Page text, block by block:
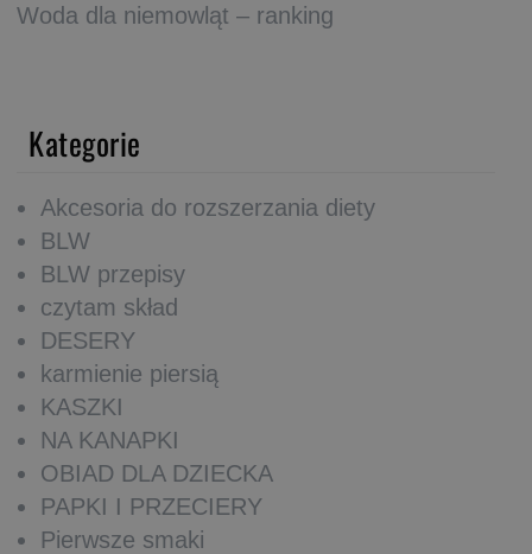
Woda dla niemowląt – ranking
Kategorie
Akcesoria do rozszerzania diety
BLW
BLW przepisy
czytam skład
DESERY
karmienie piersią
KASZKI
NA KANAPKI
OBIAD DLA DZIECKA
PAPKI I PRZECIERY
Pierwsze smaki